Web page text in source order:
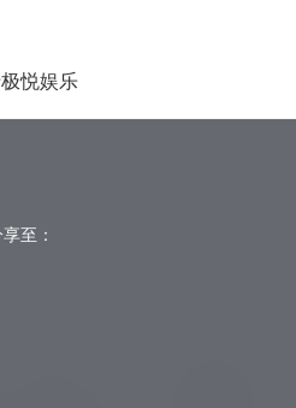
悦娱乐
至：